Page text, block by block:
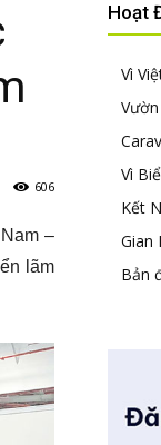
606
–
lãm
Hoạt
Vì
Vì
Kết
Gian
Bản